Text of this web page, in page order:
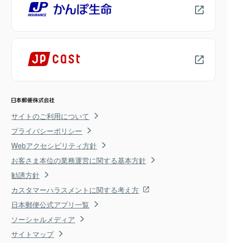
サイトのご利用について
プライバシーポリシー
Webアクセシビリティ方針
お客さま本位の業務運営に関する基本方針
勧誘方針
カスタマーハラスメントに関する考え方
日本郵便公式アプリ一覧
ソーシャルメディア
サイトマップ